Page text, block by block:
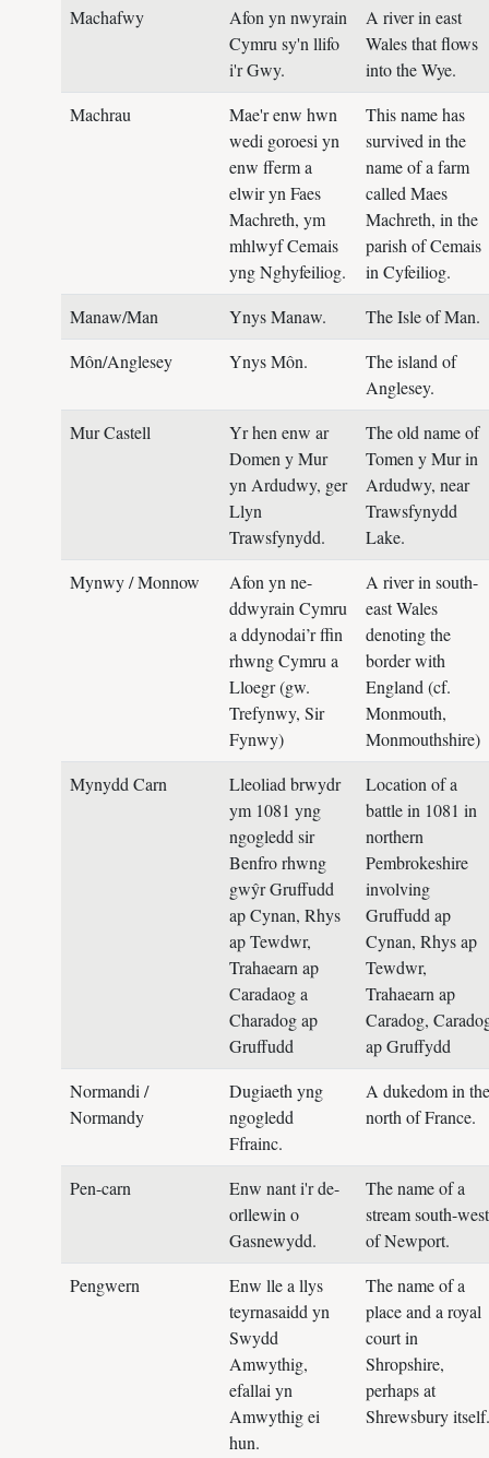
Machafwy
Afon yn nwyrain
Cymru sy'n llifo
i'r Gwy.
A river in east
Wales that flows
into the Wye.
Machrau
Mae'r enw hwn
wedi goroesi yn
enw fferm a
elwir yn Faes
Machreth, ym
mhlwyf Cemais
yng Nghyfeiliog.
This name has
survived in the
name of a farm
called Maes
Machreth, in the
parish of Cemais
in Cyfeiliog.
Manaw/Man
Ynys Manaw.
The Isle of Man.
Môn/Anglesey
Ynys Môn.
The island of
Anglesey.
Mur Castell
Yr hen enw ar
Domen y Mur
yn Ardudwy, ger
Llyn
Trawsfynydd.
The old name of
Tomen y Mur in
Ardudwy, near
Trawsfynydd
Lake.
Mynwy / Monnow
Afon yn ne-
ddwyrain Cymru
a ddynodai’r ffin
rhwng Cymru a
Lloegr (gw.
Trefynwy, Sir
Fynwy)
A river in south-
east Wales
denoting the
border with
England (cf.
Monmouth,
Monmouthshire)
Mynydd Carn
Lleoliad brwydr
ym 1081 yng
ngogledd sir
Benfro rhwng
gwŷr Gruffudd
ap Cynan, Rhys
ap Tewdwr,
Trahaearn ap
Caradaog a
Charadog ap
Gruffudd
Location of a
battle in 1081 in
northern
Pembrokeshire
involving
Gruffudd ap
Cynan, Rhys ap
Tewdwr,
Trahaearn ap
Caradog,
ap Gruffydd
Normandi /
Normandy
Dugiaeth yng
ngogledd
Ffrainc.
A dukedom in the
north of France.
Pen-carn
Enw nant i'r de-
orllewin o
Gasnewydd.
The name of a
stream south-west
of Newport.
Pengwern
Enw lle a llys
teyrnasaidd yn
Swydd
Amwythig,
efallai yn
Amwythig ei
hun.
The name of a
place and a royal
court in
Shropshire,
perhaps at
Shrewsbury itself.